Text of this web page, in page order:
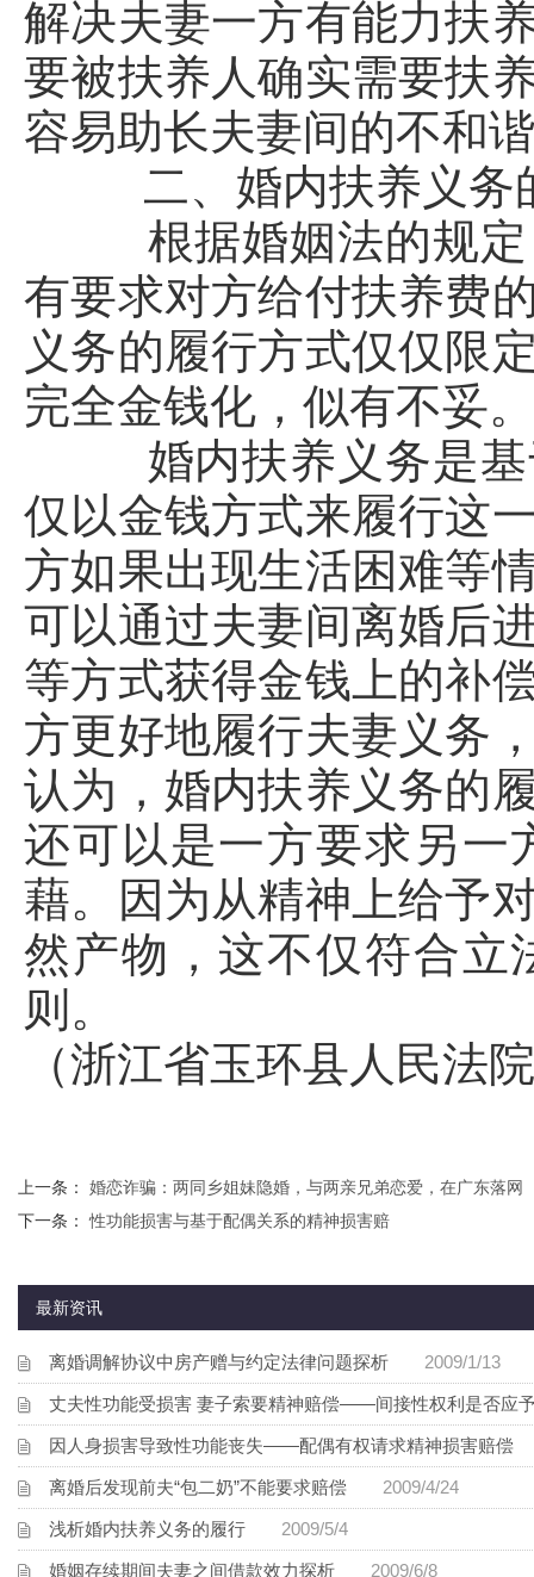
解决夫妻一方有能力扶
要被扶养人确实需要扶
容易助长夫妻间的不和
二、婚内扶养义务
根据婚姻法的规定
有要求对方给付扶养费
义务的履行方式仅仅限
完全金钱化，似有不妥。
婚内扶养义务是基
仅以金钱方式来履行这
方如果出现生活困难等
可以通过夫妻间离婚后
等方式获得金钱上的补
方更好地履行夫妻义务
认为，婚内扶养义务的
还可以是一方要求另一
藉。因为从精神上给予
然产物，这不仅符合立
则。
（浙江省玉环县人民法
上一条： 婚恋诈骗：两同乡姐妹隐婚，与两亲兄弟恋爱，在广东落网
下一条：性功能损害与基于配偶关系的精神损害赔
最新资讯
离婚调解协议中房产赠与约定法律问题探析 2009/1/13
丈夫性功能受损害 妻子索要精神赔偿——间接性权利是否应
因人身损害导致性功能丧失——配偶有权请求精神损害赔偿
离婚后发现前夫“包二奶”不能要求赔偿 2009/4/24
浅析婚内扶养义务的履行 2009/5/4
婚姻存续期间夫妻之间借款效力探析 2009/6/8